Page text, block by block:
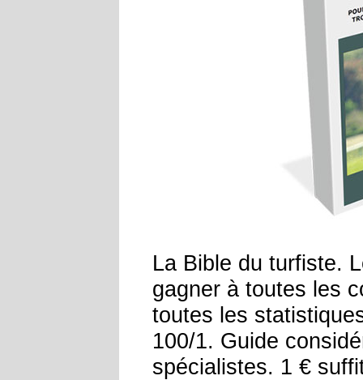
La Bible du turfiste.
gagner à toutes les
toutes les
100/1. Guide
spécialistes. 1 €